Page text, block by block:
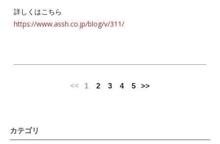
詳しくはこちら
https://www.assh.co.jp/blog/v/311/
<< 1 2 3 4 5 >>
カテゴリ